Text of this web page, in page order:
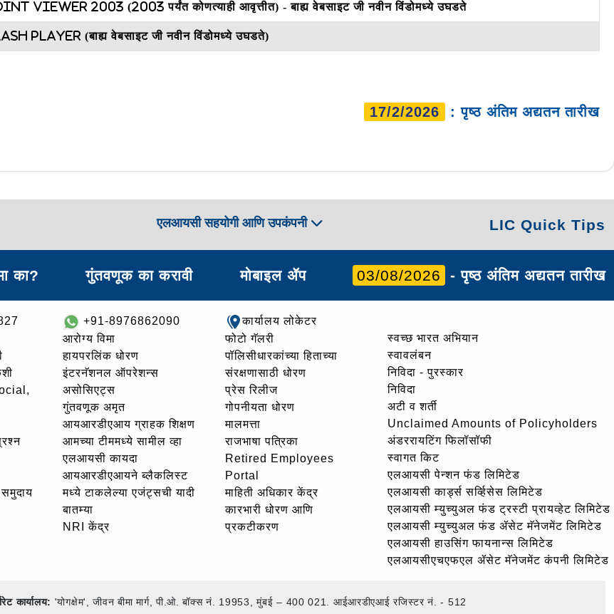
Viewer 2003 (2003 पर्यंत कोणत्याही आवृत्तीत) - बाह्य वेबसाइट जी नवीन विंडोमध्ये उघडते
Player (बाह्य वेबसाइट जी नवीन विंडोमध्ये उघडते)
17/2/2026 : पृष्ठ अंतिम अद्यतन तारीख
एलआयसी सहयोगी आणि उपकंपनी LIC Quick Tips
का? गुंतवणूक का करावी मोबाइल ॲप 03/08/2026 - पृष्ठ अंतिम अद्यतन तारीख
+91-8976862090
आरोग्य विमा
हायपरलिंक धोरण
इंटरनॅशनल ऑपरेशन्स
असोसिएट्स
गुंतवणूक अमृत
आयआरडीएआय ग्राहक शिक्षण
आमच्या टीममध्ये सामील व्हा
एलआयसी कायदा
आयआरडीएआयने ब्लैकलिस्ट
मध्ये टाकलेल्या एजंट्सची यादी
बातम्या
NRI केंद्र
कार्यालय लोकेटर
फोटो गॅलरी
पॉलिसीधारकांच्या हिताच्या
संरक्षणासाठी धोरण
प्रेस रिलीज
गोपनीयता धोरण
मालमत्ता
राजभाषा पत्रिका
Retired Employees
Portal
माहिती अधिकार केंद्र
कारभारी धोरण आणि
प्रकटीकरण
स्वच्छ भारत अभियान
स्वावलंबन
निविदा - पुरस्कार
निविदा
अटी व शर्ती
Unclaimed Amounts of Policyholders
अंडररायटिंग फिलॉसॉफी
स्वागत किट
एलआयसी पेन्शन फंड लिमिटेड
एलआयसी कार्ड्स सर्व्हिसेस लिमिटेड
एलआयसी म्युच्युअल फंड ट्रस्टी प्रायव्हेट लिमिटेड
एलआयसी म्युच्युअल फंड ॲसेट मॅनेजमेंट लिमिटेड
एलआयसी हाउसिंग फायनान्स लिमिटेड
एलआयसीएचएफएल ॲसेट मॅनेजमेंट कंपनी लिमिटेड
कार्यालय: 'योगक्षेम', जीवन बीमा मार्ग, पी.ओ. बॉक्स नं. 19953, मुंबई – 400 021. आईआरडीएआई रजिस्टर नं. - 512